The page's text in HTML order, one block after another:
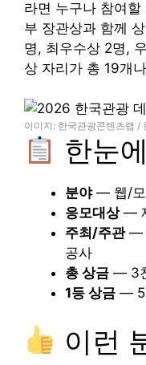
라면 누구나 참여
부 장관상과 함께
명, 최우수상 2명,
상 자리가 총 19개
이미지: 한국관광콘텐츠랩 /
한눈
분야— 웹/모
응모대상—
주최/주관—
공사
총 상금 — 3
1등 상금 —
이런